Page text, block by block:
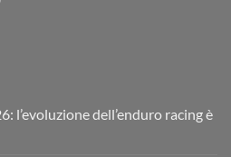
l’evoluzione dell’enduro racing è